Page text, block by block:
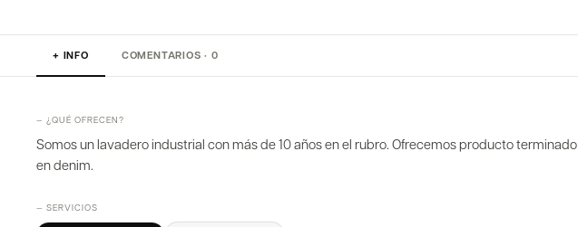
+ INFO COMENTARIOS · 0
— ¿QUÉ OFRECEN?
Somos un lavadero industrial con más de 10 años en el rubro. Ofrecemos producto terminado
en denim.
— SERVICIOS